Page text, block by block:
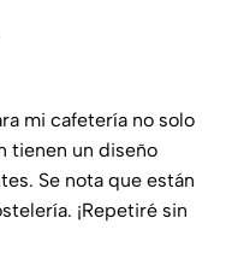
mi cafetería no solo
tienen un diseño
Se nota que están
¡Repetiré sin